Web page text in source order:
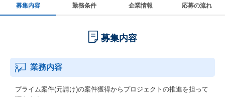
募集内容 勤務条件 企業情報 応募の流れ
募集内容
業務内容
プライム案件(元請け)の案件獲得からプロジェクトの推進を担って